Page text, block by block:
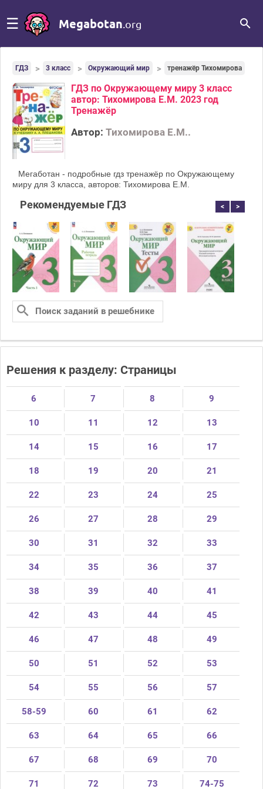
☰ Megabotan .org
ГДЗ 3 класс Окружающий мир тренажёр Тихомирова
ГДЗ по Окружающему миру 3 класс
автор: Тихомирова Е.М. 2023 год
Тренажёр
Автор: Тихомирова Е.М..
Мегаботан - подробные гдз тренажёр по Окружающему
миру для 3 класса, авторов: Тихомирова Е.М.
Рекомендуемые ГДЗ < >
Решения к разделу: Страницы
6 7 8 9
10 11 12 13
14 15 16 17
18 19 20 21
22 23 24 25
26 27 28 29
30 31 32 33
34 35 36 37
38 39 40 41
42 43 44 45
46 47 48 49
50 51 52 53
54 55 56 57
58-59 60 61 62
63 64 65 66
67 68 69 70
71 72 73 74-75